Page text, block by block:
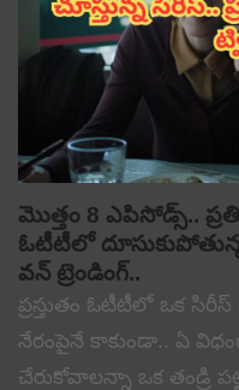
మొత్తం 8 ఎపిసోడ్స్..
ఓటీటీలో
వన్ ట్రెండింగ్..
ప్రస్తుతం ఓటీటీలో ఒక
నేరంపైనే కాకుండా.. ఏ
చేరుకోవాలన్నా ఒక తండ్రి